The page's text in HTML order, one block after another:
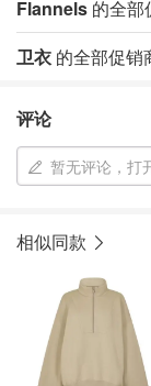
Flannels 的全部
卫衣 的全部促销
评论
暂无评论，打
相似同款